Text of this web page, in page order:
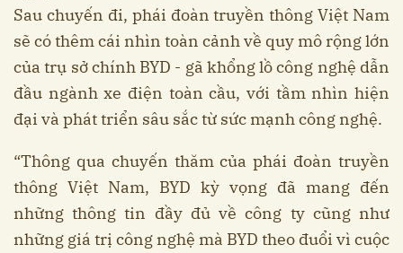
Sau chuyến đi, phái đoàn truyền thông Việt Nam
sẽ có thêm cái nhìn toàn cảnh về quy mô rộng lớn
của trụ sở chính BYD - gã khổng lồ công nghệ dẫn
đầu ngành xe điện toàn cầu, với tầm nhìn hiện
đại và phát triển sâu sắc từ sức mạnh công nghệ.
“Thông qua chuyến thăm của phái đoàn truyền
thông Việt Nam, BYD kỳ vọng đã mang đến
những thông tin đầy đủ về công ty cũng như
những giá trị công nghệ mà BYD theo đuổi vì cuộc